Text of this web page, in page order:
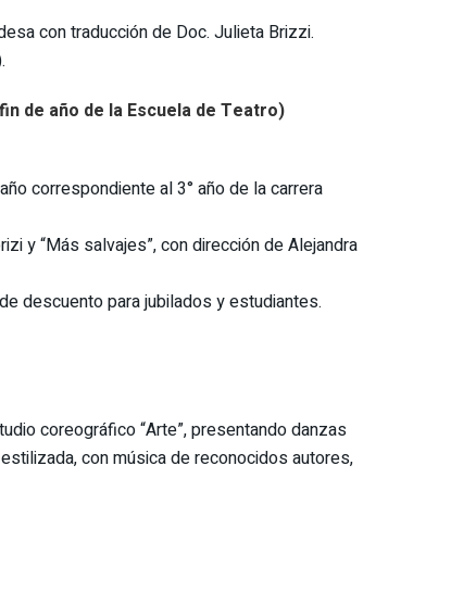
con traducción de Doc. Julieta Brizzi.
de año de la Escuela de Teatro)
correspondiente al 3° año de la carrera
y “Más salvajes”, con dirección de Alejandra
descuento para jubilados y estudiantes.
coreográfico “Arte”, presentando danzas
con música de reconocidos autores,